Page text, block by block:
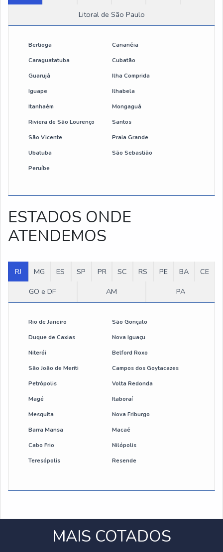
Litoral de São Paulo
Bertioga Cananéia
Caraguatatuba Cubatão
Guarujá Ilha Comprida
Iguape Ilhabela
Itanhaém Mongaguá
Riviera de São Lourenço Santos
São Vicente Praia Grande
Ubatuba São Sebastião
Peruíbe
ESTADOS ONDE
ATENDEMOS
RJ MG ES SP PR SC RS PE BA
CE
GO e DF
AM PA
Rio de Janeiro São Gonçalo
Duque de Caxias Nova Iguaçu
Niterói Belford Roxo
São João de Meriti Campos dos Goytacazes
Petrópolis Volta Redonda
Magé Itaboraí
Mesquita Nova Friburgo
Barra Mansa Macaé
Cabo Frio Nilópolis
Teresópolis Resende
MAIS COTADOS